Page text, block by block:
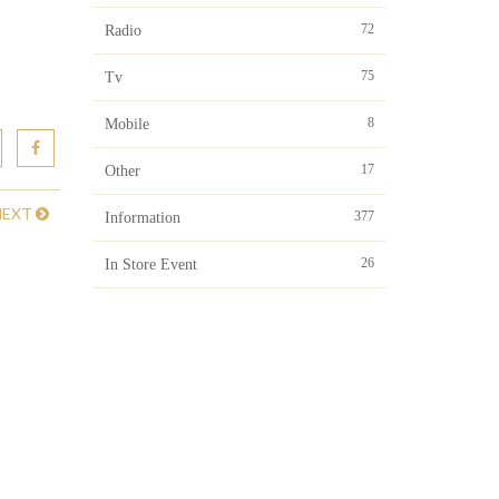
Radio 72
Tv 75
Mobile 8
Other 17
Information 377
In Store Event 26